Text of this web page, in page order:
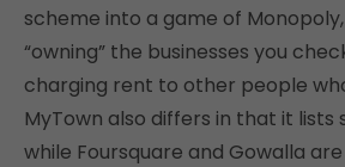
scheme into a game of
“owning” the businesses you
charging rent to other people
MyTown also differs in that it lists
while Foursquare and Gowalla